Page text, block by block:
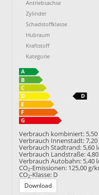
Antriebsachse
Zylinder
Schadstoffklasse
Hubraum
Kraftstoff
Kategorie
Verbrauch kombiniert:
Verbrauch Innenstadt:
Verbrauch Stadtrand: 5,60
Verbrauch Landstraße:
Verbrauch Autobahn: 5,40
CO2-Emissionen: 125,00 g/
CO2-Klasse: D
Download